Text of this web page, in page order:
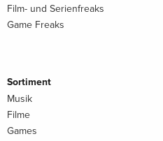
Film- und Serienfreaks
Game Freaks
Sortiment
Musik
Filme
Games